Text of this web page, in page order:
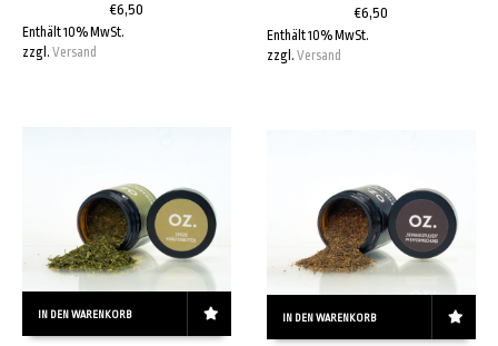
€6,50
Enthält 10% MwSt.
zzgl. Versand
€6,50
Enthält 10% MwSt.
zzgl.Versand
IN DEN WARENKORB IN DEN WARENKORB